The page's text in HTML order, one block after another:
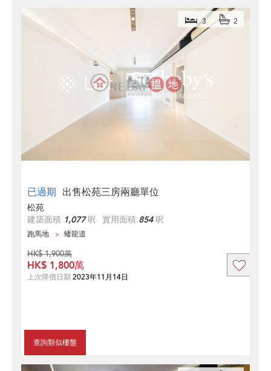
已過期 出售松苑三房兩廳單位
3 2
松苑
建築面積 1,077呎 實用面積 854呎
跑馬地 蟠龍道
查詢類似樓盤
HK$ 1,900萬
HK$ 1,800萬
上次降價日期 2023年11月14日